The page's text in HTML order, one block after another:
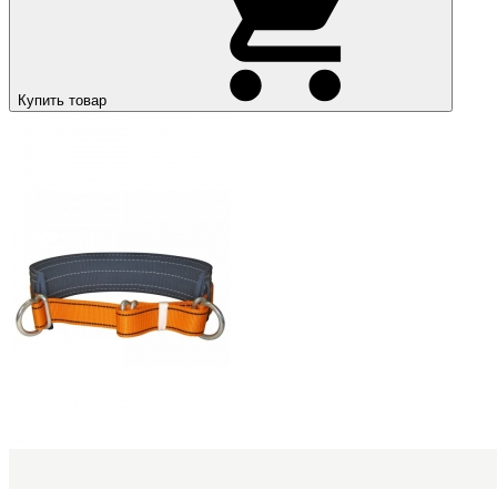
Купить товар